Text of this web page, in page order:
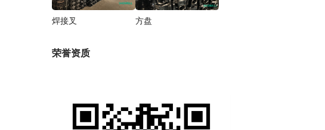
焊接叉 方盘
荣誉资质